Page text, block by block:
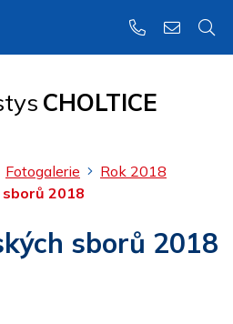
+420 466
CHOLTICE
Fotogalerie
Rok 2018
2018
sborů 2018